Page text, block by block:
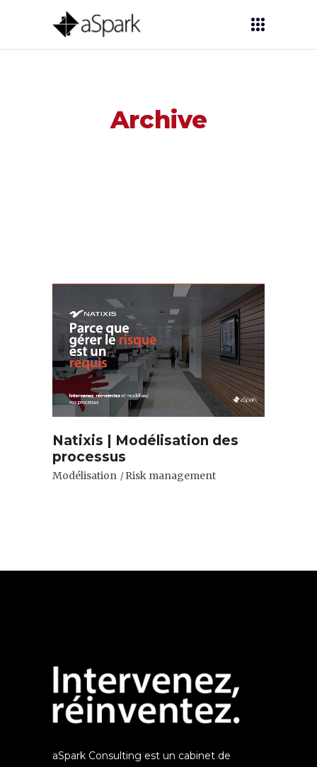
Archive
Natixis | Modélisation des
processus
Modélisation Risk management
aSpark Consulting est un cabinet de